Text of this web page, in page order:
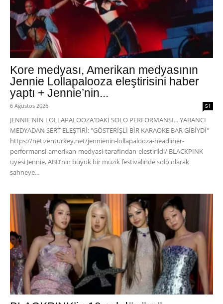
Kore medyası, Amerikan medyasının
Jennie Lollapalooza eleştirisini haber
yaptı + Jennie’nin...
6 Ağustos 2026 51
JENNIE'NİN LOLLAPALOOZA'DAKİ SOLO PERFORMANSI... YABANCI
MEDYADAN SERT ELEŞTİRİ: "GÖSTERİŞLİ BİR KARAOKE BAR GİBİYDİ"
https://netizenturkey.net/jennienin-lollapalooza-headliner-
performansi-amerikan-medyasi-tarafindan-elestirildi/ BLACKPINK
üyesi Jennie, ABD’nin büyük bir müzik festivalinde solo olarak
sahneye...